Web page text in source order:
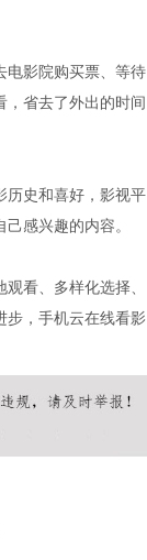
电影院购买票、等待
，省去了外出的时间
历史和喜好，影视平
感兴趣的内容。
看、多样化选择、
步，手机云在线看影